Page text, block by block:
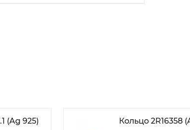
(Ag 925)
Кольцо 2R16358